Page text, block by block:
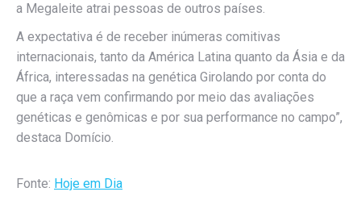
a Megaleite atrai pessoas de outros países.
A expectativa é de receber inúmeras comitivas
internacionais, tanto da América Latina quanto da Ásia e da
África, interessadas na genética Girolando por conta do
que a raça vem confirmando por meio das avaliações
genéticas e genômicas e por sua performance no campo”,
destaca Domício.
Fonte: Hoje em Dia